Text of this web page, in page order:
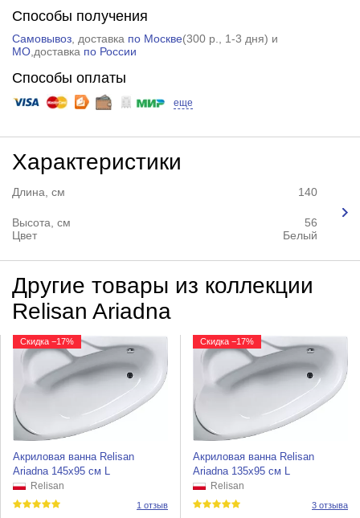
Способы получения
Самовывоз, доставка по Москве(300 р.
, 1-3 дня) и
МО,доставка по России
Способы оплаты
еще
Характеристики
Длина, см 140
Высота, см
56
Цвет
Белый
Другие товары из коллекции
Relisan Ariadna
Скидка −17%
Акриловая ванна Relisan
Ariadna 145x95 см L
Relisan
1 отзыв
Скидка −17%
Акриловая ванна Relisan
Ariadna 135x95 см L
Relisan
3 отзыва